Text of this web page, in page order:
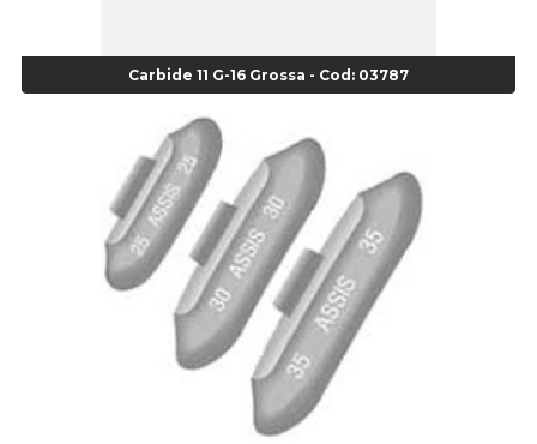
Alicate de Corte Diagonal - cod 02138
Alicate de Pressão Gedore - Cod 01856
Alicate para Abracadeira 3/16" x 1.3/16" 29840 - Gedore - Cod 02174
Alicate para Anéis Externos Bico Reto - Gedore A2 - Cod 00894
Alicate para Anéis Externos com Bico Curvo - Gedore A21 - Cod 00895
Alicate para Anéis Internos Bico Curvo - Gedore J21 - Cod 00893
Alicate para Anéis Tipo Trava Câmbio 8134 Gedore - Cod 02008
Alicate para Balanceamento - Cod 03078
Alicate para trava de cambio 398 11" - Corneta - Cod 03113
Alicate Universal 8" Gedore - Cod 00133
Carbide 11 G-16 Grossa - Cod: 03787